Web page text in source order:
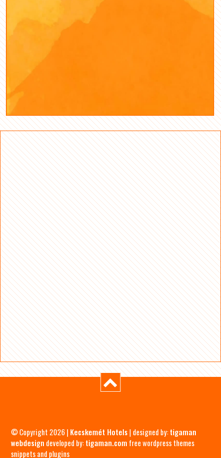
© Copyright 2026 | Kecskemét Hotels | designed by:tigaman
webdesign developed by:tigaman.com free wordpress themes
snippets and plugins